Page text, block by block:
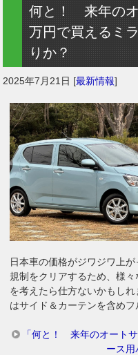
何と！ 来年の
万円で買えるミ
りか？
2025年7月21日 [最新情報]
日本車の価格がジワジワ上
規制をクリアするため、様
を考えたら仕方ないかもし
はサイド＆カーテンを含めフ
「何と！ 来年のオート
ース